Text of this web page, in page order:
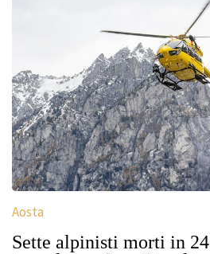
Aosta
Sette alpinisti morti in